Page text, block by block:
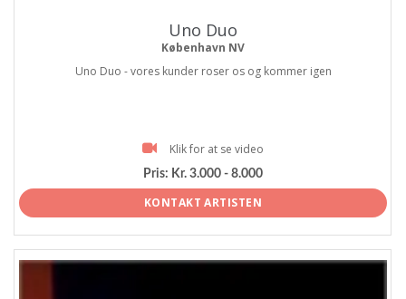
Uno Duo
København NV
Uno Duo - vores kunder roser os og kommer igen
Klik for at se video
Pris: Kr. 3.000 - 8.000
KONTAKT ARTISTEN